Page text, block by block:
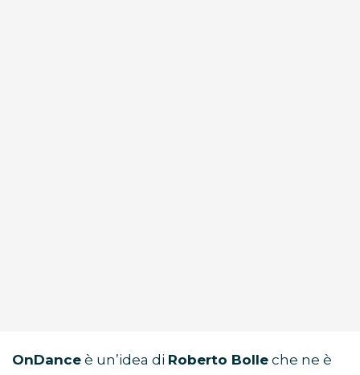
OnDance è un’idea di Roberto Bolle che ne è